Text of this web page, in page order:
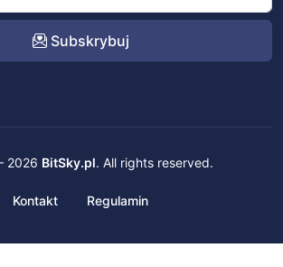
Subskrybuj
2026 BitSky.pl. All rights reserved.
Kontakt Regulamin